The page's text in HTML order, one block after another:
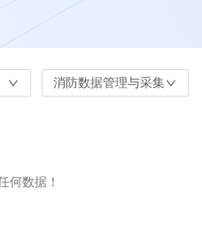
消防数据管理与采集
何数据！